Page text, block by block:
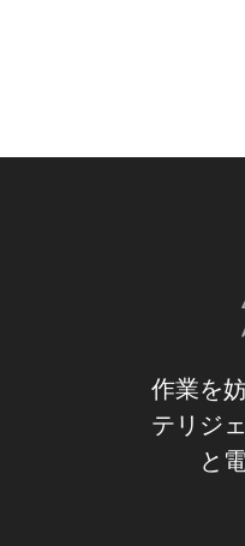
作業を
テリジ
と